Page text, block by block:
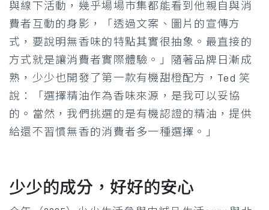
與線下活動，幾乎場場市集都能看到他親自與消
費者互動的身影，「透過文案、圖片的宣傳方
式，要說明無香味的特點其實很抽象。最直接的
方式就是讓消費者實際體驗。」隨著品牌日漸成
熟，少少也開發了第一款有機甜橙配方，Ted 笑
說：「選擇精油作為香味來源，是我可以妥協
的。當然，我們挑選的是有機認證的精油，提供
給還不習慣無香的消費者多一種選擇。」
少少的成分，好好的安心